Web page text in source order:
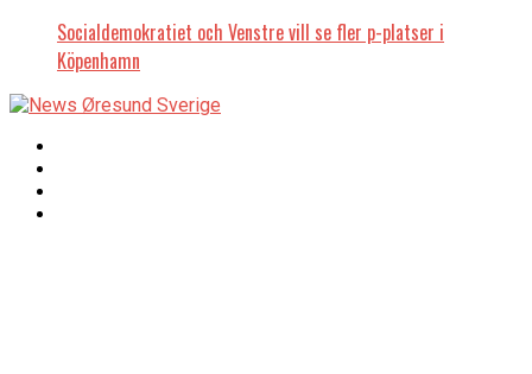
Socialdemokratiet och Venstre vill se fler p-platser i
Köpenhamn